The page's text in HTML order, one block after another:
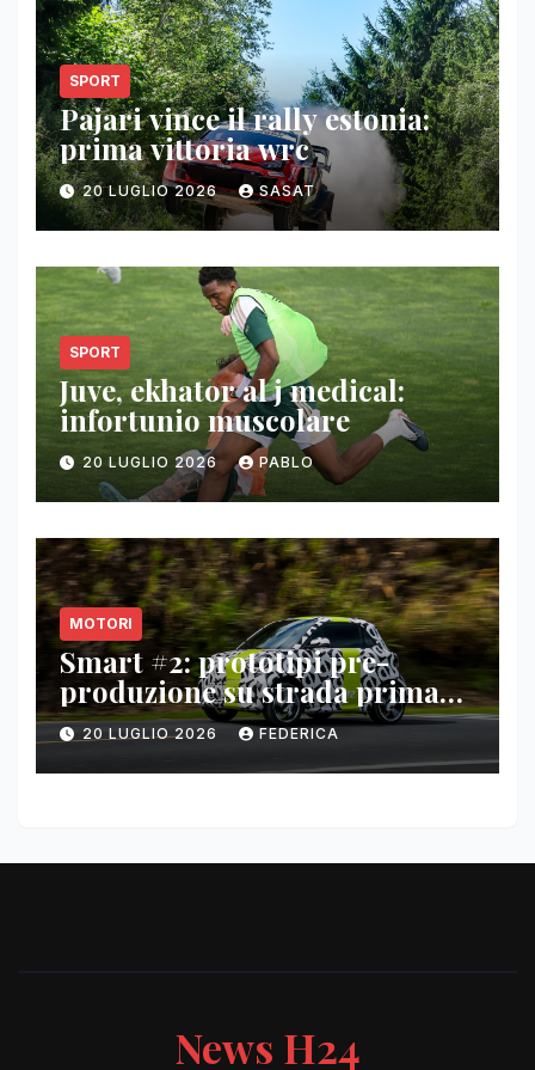
SPORT
Pajari vince il rally estonia:
prima vittoria wrc
20 LUGLIO 2026 SASAT
SPORT
Juve, ekhator al j medical:
infortunio muscolare
20 LUGLIO 2026 PABLO
MOTORI
Smart #2: prototipi pre-
produzione su strada prima
del paris motor show 2026
20 LUGLIO 2026 FEDERICA
News H24